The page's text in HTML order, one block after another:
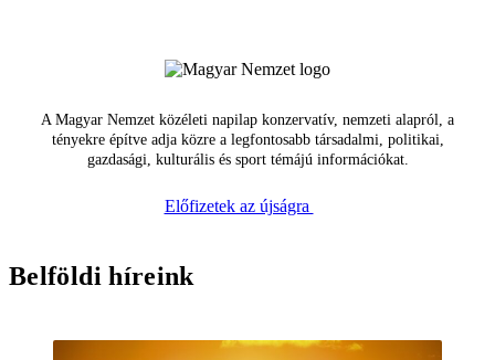
A Magyar Nemzet közéleti napilap konzervatív, nemzeti alapról, a
tényekre építve adja közre a legfontosabb társadalmi, politikai,
gazdasági, kulturális és sport témájú információkat.
Előfizetek az újságra
Belföldi híreink